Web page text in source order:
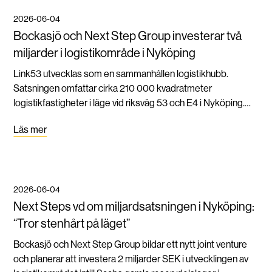
2026-06-04
Bockasjö och Next Step Group investerar två
miljarder i logistikområde i Nyköping
Link53 utvecklas som en sammanhållen logistikhubb.
Satsningen omfattar cirka 210 000 kvadratmeter
logistikfastigheter i läge vid riksväg 53 och E4 i Nyköping.
cirka 60 fotbollsplaner.
Läs mer
2026-06-04
Next Steps vd om miljardsatsningen i Nyköping:
“Tror stenhårt på läget”
Bockasjö och Next Step Group bildar ett nytt joint venture
och planerar att investera 2 miljarder SEK i utvecklingen av